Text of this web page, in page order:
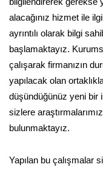
alacağınız hizmet ile
ayrıntılı olarak bilgi
başlamaktayız.
çalışarak firmanızın
yapılacak olan
düşündüğünüz yeni bir
sizlere
bulunmaktayız.
Yapılan bu çalışmalar